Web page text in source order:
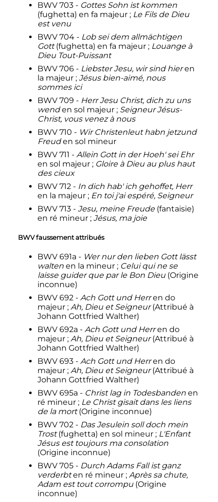
BWV 703 - Gottes Sohn ist kommen
(fughetta) en fa majeur ; Le Fils de Dieu
est venu
BWV 704 - Lob sei dem allmächtigen
Gott(fughetta) en fa majeur ; Louange à
Dieu Tout-Puissant
BWV 706 - Liebster Jesu, wir sind hieren
la majeur ; Jésus bien-aimé, nous
sommes ici
BWV 709 - Herr Jesu Christ, dich zu uns
wenden sol majeur ; Seigneur Jésus-
Christ, vous venez à nous
BWV 710 - Wir Christenleut habn jetzund
Freuden sol mineur
BWV 711 - Allein Gott in der Hoeh' sei Ehr
en sol majeur ; Gloire à Dieu au plus haut
des cieux
BWV 712 - In dich hab' ich gehoffet, Herr
en la majeur ; En toi j'ai espéré, Seigneur
BWV 713 - Jesu, meine Freude(fantaisie)
en ré mineur ; Jésus, ma joie
BWV faussement attribués
BWV 691a - Wer nur den lieben Gott lässt
waltenen la mineur ; Celui qui ne se
laisse guider que par le Bon Dieu(Origine
inconnue)
BWV 692 - Ach Gott und Herren do
majeur ; Ah, Dieu et Seigneur(Attribué à
Johann Gottfried Walther)
BWV 692a - Ach Gott und Herren do
majeur ; Ah, Dieu et Seigneur(Attribué à
Johann Gottfried Walther)
BWV 693 - Ach Gott und Herren do
majeur ; Ah, Dieu et Seigneur(Attribué à
Johann Gottfried Walther)
BWV 695a - Christ lag in Todesbandenen
ré mineur ; Le Christ gisait dans les liens
de la mort(Origine inconnue)
BWV 702 - Das Jesulein soll doch mein
Trost(fughetta) en sol mineur ; L'Enfant
Jésus est toujours ma consolation
(Origine inconnue)
BWV 705 - Durch Adams Fall ist ganz
verderbten ré mineur ; Après sa chute,
Adam est tout corrompu(Origine
inconnue)